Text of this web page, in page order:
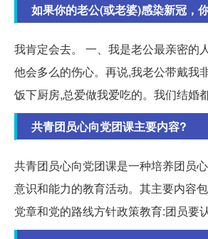
如果你的老公(或老婆)感染新冠，
我肯定会去。 一、我是老公最亲密的
他会多么的伤心。再说,我老公带戴我
饭下厨房,总爱做我爱吃的。我们结婚
共青团员心向党团课主要内容?
共青团员心向党团课是一种培养团员
意识和能力的教育活动。其主要内容
党章和党的路线方针政策教育:团员要